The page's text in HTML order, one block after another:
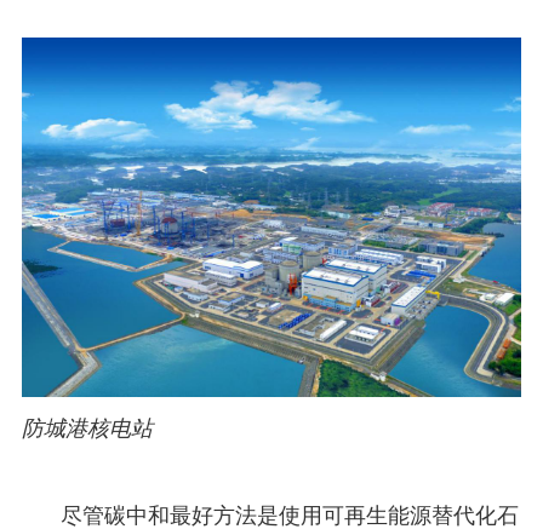
防城港核电站
尽管碳中和最好方法是使用可再生能源替代化石